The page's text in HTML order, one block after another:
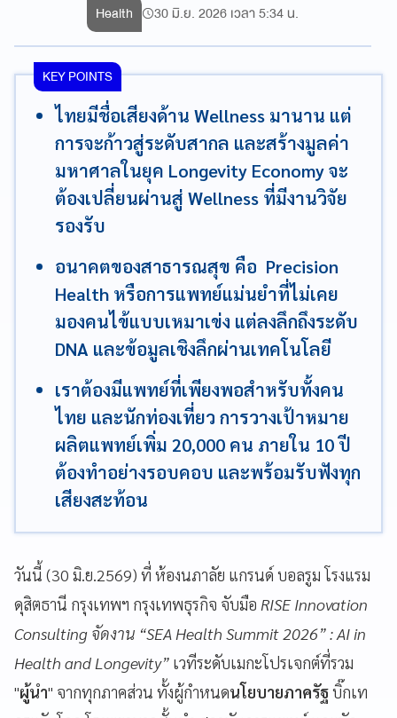
Health 30 มิ.ย. 2026 เวลา 5:34 น.
KEY POINTS
ไทยมีชื่อเสียงด้าน Wellness มานาน แต่
การจะก้าวสู่ระดับสากล และสร้างมูลค่า
มหาศาลในยุค Longevity Economy จะ
ต้องเปลี่ยนผ่านสู่ Wellness ที่มีงานวิจัย
รองรับ
อนาคตของสาธารณสุข คือ Precision
Health หรือการแพทย์แม่นยำที่ไม่เคย
มองคนไข้แบบเหมาเข่ง แต่ลงลึกถึงระดับ
DNA และข้อมูลเชิงลึกผ่านเทคโนโลยี
เราต้องมีแพทย์ที่เพียงพอสำหรับทั้งคน
ไทย และนักท่องเที่ยว การวางเป้าหมาย
ผลิตแพทย์เพิ่ม 20,000 คน ภายใน 10 ปี
ต้องทำอย่างรอบคอบ และพร้อมรับฟังทุก
เสียงสะท้อน
วันนี้ (30 มิ.ย.2569) ที่ ห้องนภาลัย แกรนด์ บอลรูม โรงแรม
ดุสิตธานี กรุงเทพฯ กรุงเทพธุรกิจ จับมือ RISE Innovation
Consulting จัดงาน “SEA Health Summit 2026” : AI in
Health and Longevity” เวทีระดับเมกะโปรเจกต์ที่รวม
"ผู้นำ" จากทุกภาคส่วน ทั้งผู้กำหนดนโยบายภาครัฐบิ๊กเท